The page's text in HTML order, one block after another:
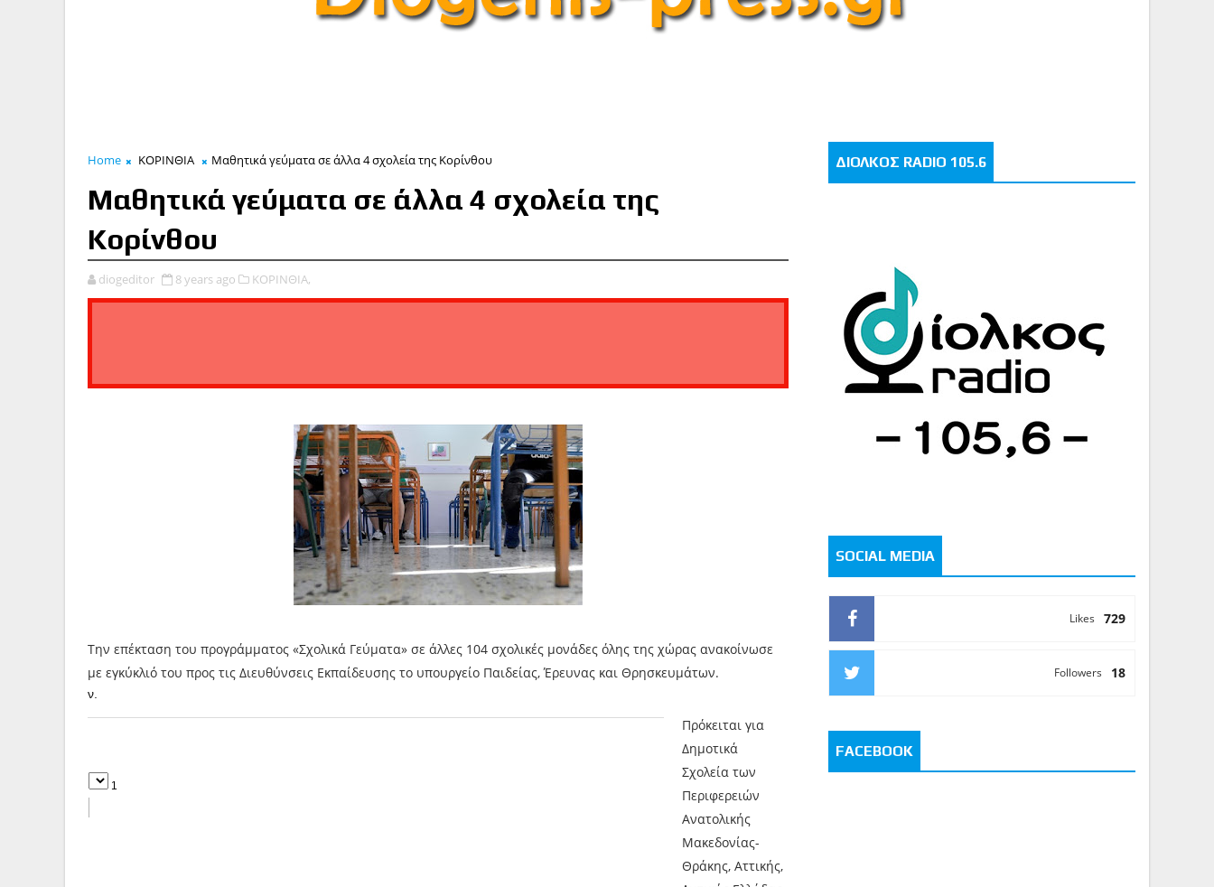
Home ΚΟΡΙΝΘΙΑ Μαθητικά γεύματα σε άλλα 4 σχολεία της Κορίνθου
Μαθητικά γεύματα σε άλλα 4 σχολεία της
Κορίνθου
diogeditor 8 years ago ΚΟΡΙΝΘΙΑ,
Την επέκταση του προγράμματος «Σχολικά Γεύματα» σε άλλες 104 σχολικές μονάδες όλης της χώρας ανακοίνωσε
με εγκύκλιό του προς τις Διευθύνσεις Εκπαίδευσης το υπουργείο Παιδείας, Έρευνας και Θρησκευμάτων.
ν.
Πρόκειται για
Δημοτικά
Σχολεία των
Περιφερειών
Ανατολικής
Μακεδονίας-
Θράκης, Αττικής,
ΔΙΟΛΚΟΣ RADIO 105.6
SOCIAL MEDIA
729
Likes
18
Followers
FACEBOOK